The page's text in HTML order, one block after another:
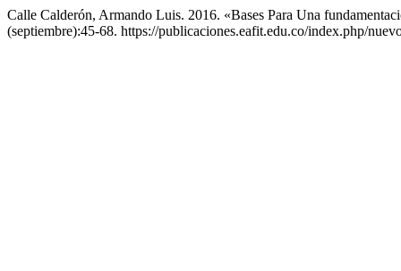
Calle Calderón, Armando Luis. 2016. «Bases Para Una
(septiembre):45-68. https://publicaciones.eafit.edu.co/index.php/